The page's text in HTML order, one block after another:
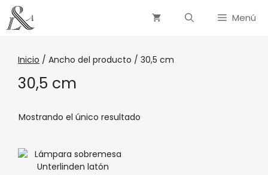
Menú
Inicio / Ancho del producto / 30,5 cm
30,5 cm
Mostrando el único resultado